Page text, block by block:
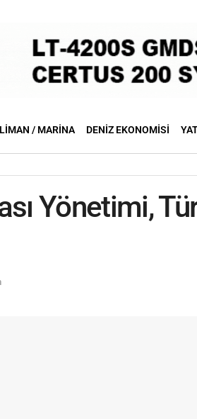
LIMAN / MARINA DENIZ EKONOMISI
Yönetimi,